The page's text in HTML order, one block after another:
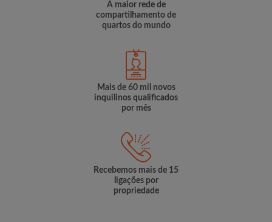
A maior rede de
compartilhamento de
quartos do mundo
Mais de 60 mil novos
inquilinos qualificados
por mês
Recebemos mais de 15
ligações por
propriedade